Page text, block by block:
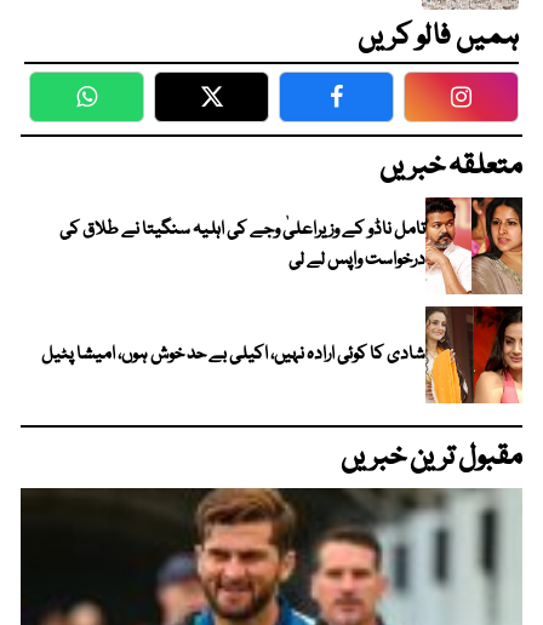
ہمیں فالو کریں
WhatsApp Twitter Facebook
متعلقہ خبریں
تامل ناڈو کے وزیراعلیٰ وجے کی اہلیہ سنگیتا نے طلاق کی
درخواست واپس لے لی
شادی کا کوئی ارادہ نہیں، اکیلی بے حد خوش ہوں، امیشا پٹیل
مقبول ترین خبریں